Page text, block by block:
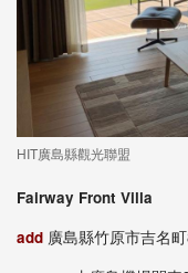
HIT廣島縣觀光聯盟
Fairway Front Villa
add 廣島縣竹原市吉名